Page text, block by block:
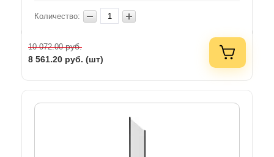
Количество:
10 072.00руб.
8 561.20 руб. (шт)